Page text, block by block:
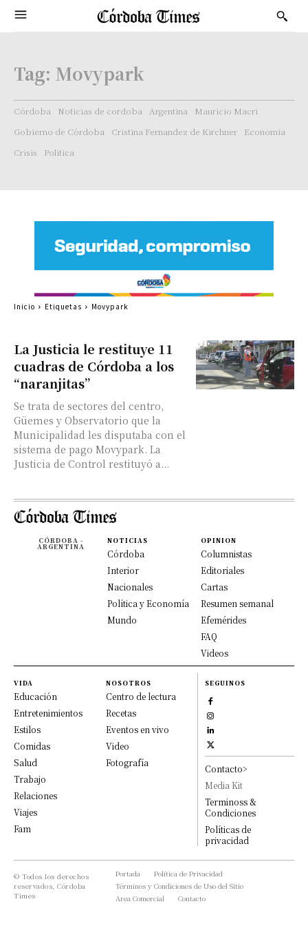
Tag: Movypark
Córdoba Noticias de cordoba Argentina
Mauricio Macri
Gobierno de Córdoba
Cristina Fernandez de Kirchner
Economía
Crisis
Politica
La Justicia le restituye 11
cuadras de Córdoba a los
“naranjitas”
Se trata de sectores del centro,
Güemes y Observatorio que la
Municipalidad les disputaba con el
sistema de pago Movypark. La
Justicia de Control restituyó a...
Inicio Etiquetas Movypark
CÓRDOBA -
ARGENTINA
NOTICIAS
Córdoba
Interior
Nacionales
Política y Economía
Mundo
OPINION
Columnistas
Editoriales
Cartas
Resumen semanal
Efemérides
FAQ
Videos
VIDA
Educación
Entretenimientos
Estilos
Comidas
Salud
Trabajo
Relaciones
Viajes
Fam
NOSOTROS
Centro de lectura
Recetas
Eventos en vivo
Video
Fotografía
SEGUINOS
Contacto>
Media Kit
Terminoss &
Condiciones
Políticas de
privacidad
© Todos los derechos
reservados, Córdoba
Times
Portada
Política de Privacidad
Términos y Condiciones de Uso del Sitio
Area Comercial
Contacto